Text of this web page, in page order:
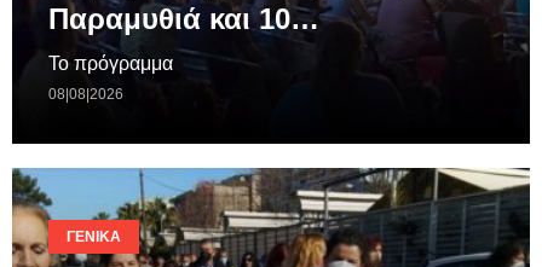
Παραμυθιά και 10…
Το πρόγραμμα
08|08|2026
ΓΕΝΙΚΆ